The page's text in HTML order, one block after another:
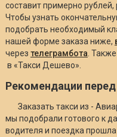
составит примерно рублей,
Чтобы узнать
подобрать необходимый
нашей форме заказа ниже,
через телеграмбота.
в «Такси Дешево».
Рекомендации
Заказать такси из -
мы подобрали готового к
водителя и поездка